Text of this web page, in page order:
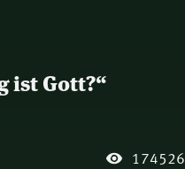
ist Gott?“
174526